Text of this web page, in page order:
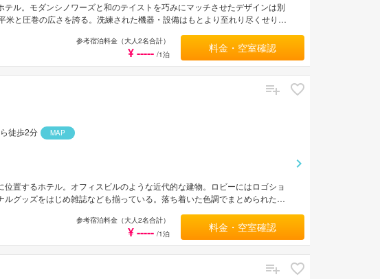
ル。モダンシノワーズと和のテイストを巧みにマッチさせたデザインは別
と圧巻の広さを誇る。洗練された機器・設備はもとより至れり尽くせりの
参考宿泊料金（大人2名合計）
¥ ----- /1泊 料金・空室確認
徒歩2分 MAP
置するホテル。オフィスビルのような近代的な建物。ロビーにはロゴショ
グッズをはじめ雑誌なども揃っている。落ち着いた色調でまとめられた客
参考宿泊料金（大人2名合計）
¥ ----- /1泊 料金・空室確認